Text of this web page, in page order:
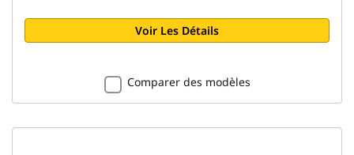
Voir Les Détails
Comparer des modèles